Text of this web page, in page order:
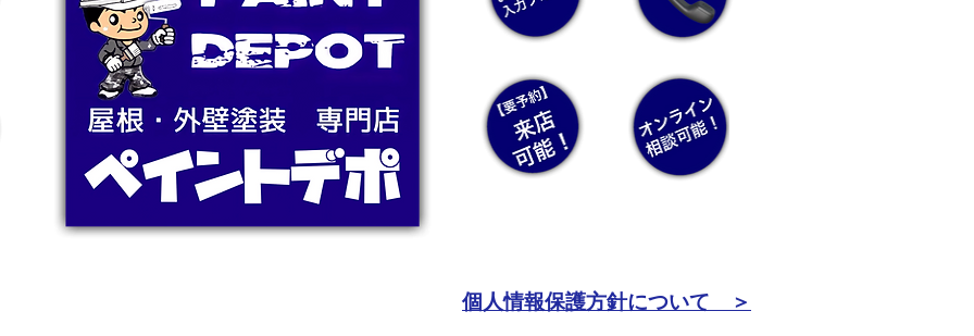
個人情報保護方針について ＞